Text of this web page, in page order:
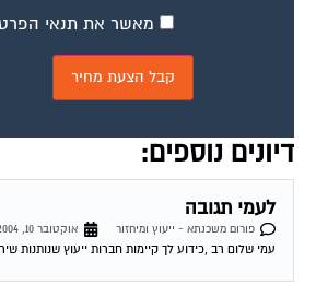
מאשר את תנאי
דיונים נוספים:
לעמי תגובה
פורום משכנתא - ייעוץ ומיחזור
אוקטובר 10, 2004
עמי שלום רב ,כידוע לך קיימות חברות ייעוץ שנותנות